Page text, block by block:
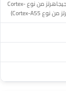
ثماني النواة (نواتان بتردد 2.6 جيجاهرتز من نوع Cortex-